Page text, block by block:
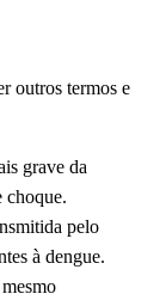
outros termos e
grave da
choque.
pelo
à dengue.